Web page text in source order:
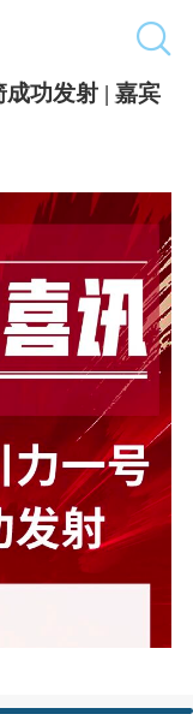
功发射 | 嘉宾